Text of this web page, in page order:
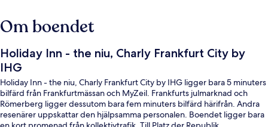
Om boendet
Holiday Inn - the niu, Charly Frankfurt City by
IHG
Holiday Inn - the niu, Charly Frankfurt City by IHG ligger bara 5 minuters
bilfärd från Frankfurtmässan och MyZeil. Frankfurts julmarknad och
Römerberg ligger dessutom bara fem minuters bilfärd härifrån. Andra
resenärer uppskattar den hjälpsamma personalen. Boendet ligger bara